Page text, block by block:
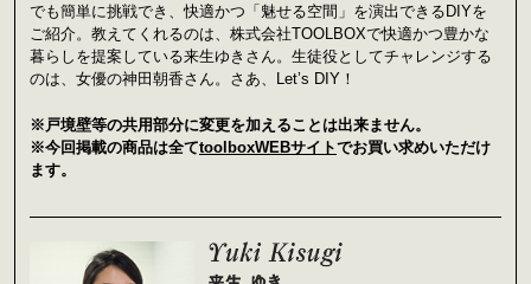
でも簡単に挑戦でき、快適かつ「魅せる空間」を演出できるDIYを
ご紹介。教えてくれるのは、株式会社TOOLBOXで快適かつ豊かな
暮らしを提案している来生ゆきさん。生徒役としてチャレンジする
のは、女優の神田朝香さん。さあ、Let’s DIY！
※戸境壁等の共用部分に変更を加えることは出来ません。
※今回掲載の商品は全てtoolboxWEBサイトでお買い求めいただけ
ます。